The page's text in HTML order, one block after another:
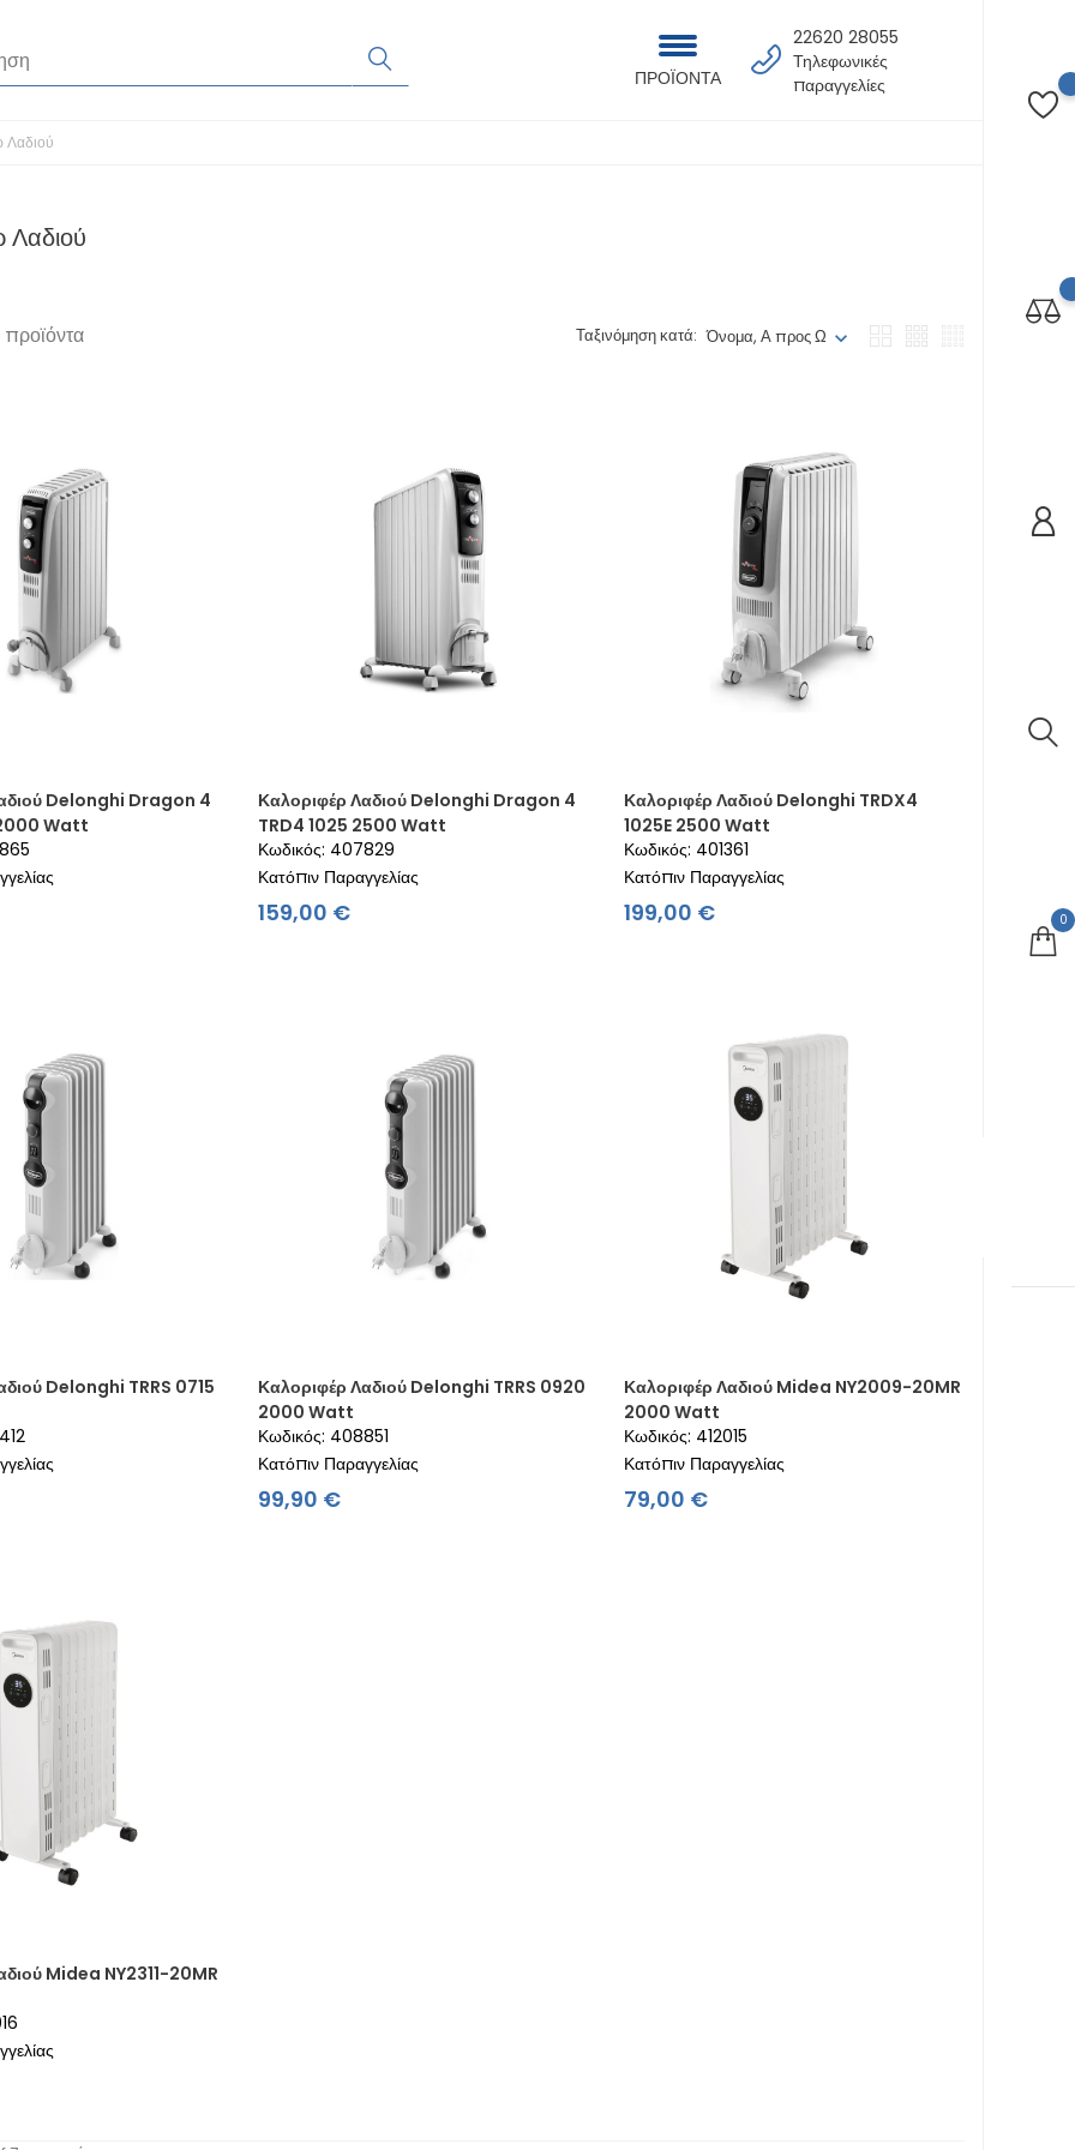
0
ΠΡΟΪΟΝΤΑ
22620 28055
Τηλεφωνικές
παραγγελίες
Λαδιού
Λαδιού
Ταξινόμηση κατά: Όνομα, Α προς Ω
Delonghi Dragon 4
Watt
Καλοριφέρ Λαδιού Delonghi Dragon 4
TRD4 1025 2500 Watt
Κωδικός: 407829
Κατόπιν Παραγγελίας
159,00 €Τιμή
Καλοριφέρ Λαδιού Delonghi TRDX4
1025E 2500 Watt
Κωδικός: 401361
Κατόπιν Παραγγελίας
199,00 €Τιμή
Delonghi TRRS 0715
Καλοριφέρ Λαδιού Delonghi TRRS 0920
2000 Watt
Κωδικός: 408851
Κατόπιν Παραγγελίας
99,90 €Τιμή
Καλοριφέρ Λαδιού Midea NY2009-20MR
2000 Watt
Κωδικός: 412015
Κατόπιν Παραγγελίας
79,00 €Τιμή
Midea NY2311-20MR